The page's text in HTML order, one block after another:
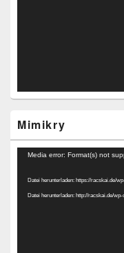
Mimikry
Video-
Media error: Format(s) not
Datei herunterladen: https://racskai.de/
Datei herunterladen: http://racskai.de/